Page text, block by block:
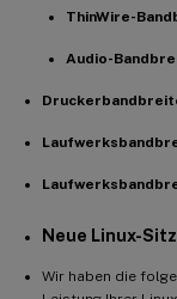
ThinWire-
Audio-
Neue Linux-
Wir haben die